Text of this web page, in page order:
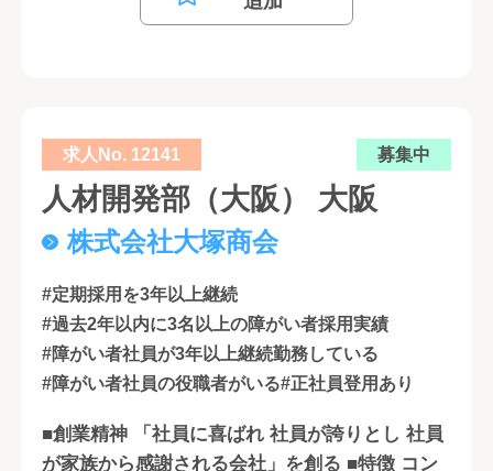
求人No. 12141 募集中
人材開発部（大阪） 大阪
株式会社大塚商会
#定期採用を3年以上継続
#過去2年以内に3名以上の障がい者採用実績
#障がい者社員が3年以上継続勤務している
#障がい者社員の役職者がいる#正社員登用あり
■創業精神 「社員に喜ばれ 社員が誇りとし 社員
が家族から感謝される会社」を創る ■特徴 コン